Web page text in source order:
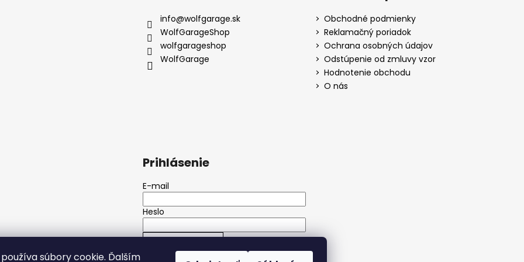
súbory cookie. Ďalším
info@wolfgarage.sk
WolfGarageShop
wolfgarageshop
WolfGarage
Obchodné podmienky
Reklamačný poriadok
Ochrana osobných údajov
Odstúpenie od zmluvy vzor
Hodnotenie obchodu
O nás
Prihlásenie
E-mail
Heslo
PRIHLÁSIŤ SA